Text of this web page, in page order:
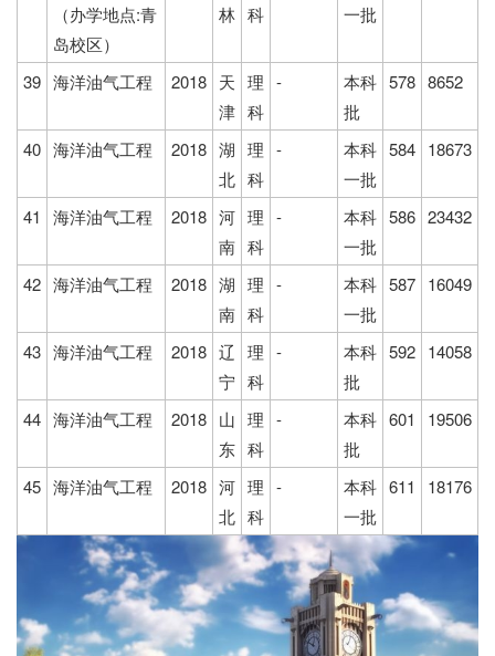
（办学地点:青
岛校区）
林 科
一批
39 海洋油气工程 2018 天
津
理
科
-
本科
批
578 8652
40 海洋油气工程 2018 湖
北
理
科
-
本科
一批
584 18673
41 海洋油气工程 2018 河
南
理
科
-
本科
一批
586 23432
42 海洋油气工程 2018 湖
南
理
科
-
本科
一批
587 16049
43 海洋油气工程 2018 辽
宁
理
科
-
本科
批
592 14058
44 海洋油气工程 2018 山
东
理
科
-
本科
批
601 19506
45 海洋油气工程 2018 河
北
理
科
-
本科
一批
611 18176